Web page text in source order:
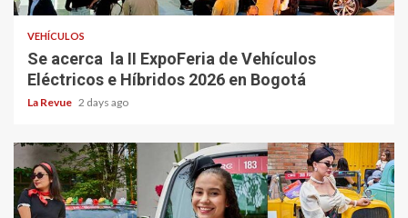
VEHÍCULOS
Se acerca la II ExpoFeria de Vehículos
Eléctricos e Híbridos 2026 en Bogotá
La Revue 2 days ago